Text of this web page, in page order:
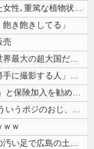
【京都大病院】誤って正常脳幹を摘出された女性､重篤な植物状態だが意識は...
き飽きしてる」
売
大東亜共栄圏が完成していたら今頃日本は世界最大の超大国だった事実
【悲報】テレ東・田中瞳アナ、ロケ中の「勝手に撮影する人」に苦言「面識の...
「私は入りません、 事故起こさなきゃいい」と保険加入を勧められた推し活...
【画像】 まんさん、ブチ切れ「電車内でこういうポジのおじ、ガチでイラネ...
ｗｗ
左翼市民団体、広島では通用せず「人殺しの汚い足で広島の土を踏むな！」→...